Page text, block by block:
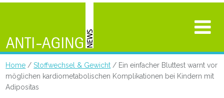
Home /Stoffwechsel & Gewicht / Ein einfacher Bluttest warnt vor
möglichen kardiometabolischen Komplikationen bei Kindern mit
Adipositas